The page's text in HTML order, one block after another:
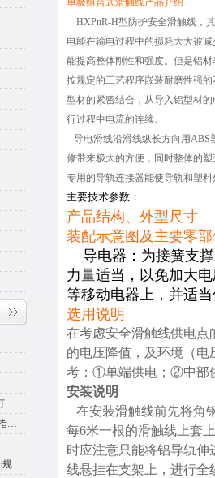
ABC-hcx-100/3000V滑触线指示灯
滑触线电压信号指示灯简介|规格|型号
单极组合式滑触线产品介绍
HXPnR-H型防护安全滑触线，
电能在输电过程中的损耗大大被
能提高整体刚性和强度。但是铝
按规定的工艺程序嵌装耐磨性强
型材的紧密结合，从导入铝型材
行过程中电流的连续。
导电滑线沿滑线纵长方向用ABS
修带来极大的方便，同时整体的
专用的导轨连接器能使导轨和塑
主要技术参数：
产品结构、外型尺寸
装配示意图及主要零
导电器：为接簧支
力量适当，以免加大
等移动电器上，并适
选用说明
在考虑安全滑触线供电点
的电压降值，及环境（
考：①单端供电；②中部
安装说明
在安装滑触线前先将角
每6米一根的滑触线上套
时应注意只能将铝导轨伸
线悬挂在支架上，进行全